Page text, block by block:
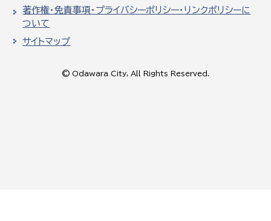
著作権・免責事項・プライバシーポリシー・リンクポリシーに
ついて
サイトマップ
© Odawara City, All Rights Reserved.